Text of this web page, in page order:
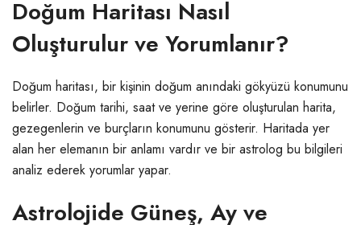
Doğum Haritası Nasıl
Oluşturulur ve Yorumlanır?
Doğum haritası, bir kişinin doğum anındaki gökyüzü konumunu
belirler. Doğum tarihi, saat ve yerine göre oluşturulan harita,
gezegenlerin ve burçların konumunu gösterir. Haritada yer
alan her elemanın bir anlamı vardır ve bir astrolog bu bilgileri
analiz ederek yorumlar yapar.
Astrolojide Güneş, Ay ve